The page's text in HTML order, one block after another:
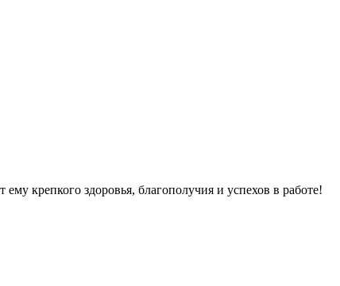
крепкого здоровья, благополучия и успехов в работе!